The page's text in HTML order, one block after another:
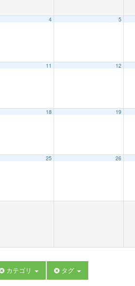
4 5
11 12
18 19
25 26
カテゴリ タグ